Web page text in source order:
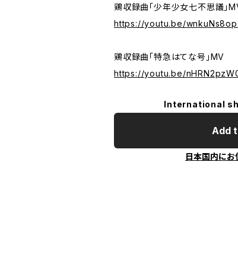
鶏収録曲「少年少女七不思議」
https://youtu.be/
鶏収録曲「特急はてな号」MV
https://youtu.be/
International
Add
日本国内にお